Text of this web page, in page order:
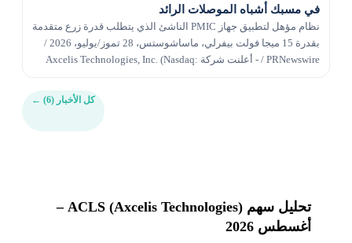
في مسبك أشباه الموصلات الرائد
نظام مؤهل لتطبيق جهاز PMIC الناشئ الذي يتطلب قدرة زرع متقدمة
بقدرة 15 ميجا فولت بيفرلي، ماساشوستس، 28 تموز/يوليو، 2026 /
PRNewswire / - أعلنت شركة Axcelis Technologies, Inc. (Nasdaq:
كل الأخبار (6) ←
تحليل سهم ACLS (Axcelis Technologies) –
أغسطس 2026